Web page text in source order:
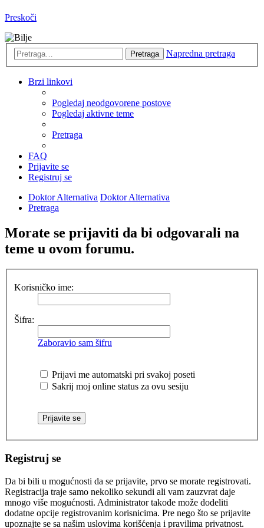
Preskoči
Pretraga Napredna pretraga
Brzi linkovi
Pogledaj neodgovorene postove
Pogledaj aktivne teme
Pretraga
FAQ
Prijavite se
Registruj se
Doktor Alternativa Doktor Alternativa
Pretraga
Morate se prijaviti da bi odgovarali na
teme u ovom forumu.
Korisničko ime:
Šifra:
Zaboravio sam šifru
Prijavi me automatski pri svakoj poseti
Sakrij moj online status za ovu sesiju
Registruj se
Da bi bili u mogućnosti da se prijavite, prvo se morate registrovati.
Registracija traje samo nekoliko sekundi ali vam zauzvrat daje
mnogo više mogućnosti. Administrator takođe može dodeliti
dodatne opcije registrovanim korisnicima. Pre nego što se prijavite
upoznajte se sa našim uslovima korišćenja i pravilima privatnost.